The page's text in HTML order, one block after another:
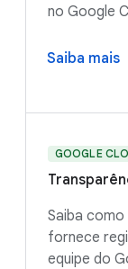
no Google
Saiba mais
GOOGLE
Saiba
fornece
equipe do